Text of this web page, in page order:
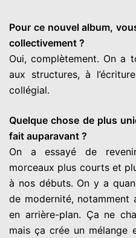
Pour ce nouvel album,
collectivement ?
Oui, complètement. On a
aux structures, à
collégial.
Quelque chose de plus
fait auparavant ?
On a essayé de
morceaux plus courts et
à nos débuts. On y a
de modernité, notamment
en arrière-plan. Ça ne
mais ça crée un mélange